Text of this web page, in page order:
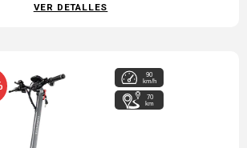
VER DETALLES
90
km/h
70
km